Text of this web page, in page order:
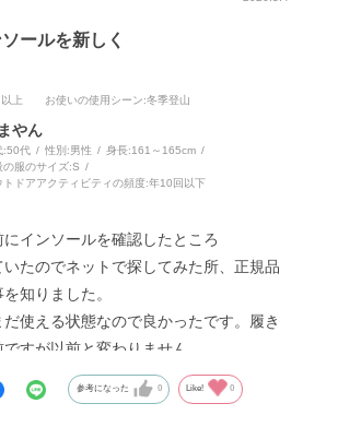
ールを新しく
上 お使いの使用シーン:冬季登山
やん
:50代 性別:男性 身長:161～165cm
の服のサイズ:S
トドアアクティビティの頻度:年10回以下
インソールを確認したところ
たのでネットで探してみた所、正規品
知りました。
使える状態なので良かったです。履き
すが以前と変わりません。
参考になった 0 Like! 0